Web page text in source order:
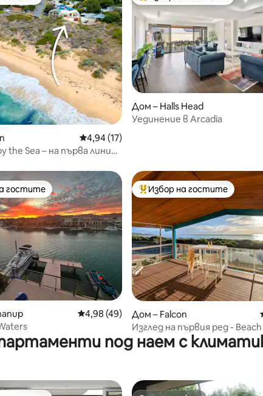
21 отзива
Средна оценка: 4,94 от 5, 17 отзива
4,94 (17)
the Sea – на първа линия,
Дом – Halls Head
Уединение в Arcadia
5, 36 отзива
избор на гостите
гостите
Средна оценка: 4,98 от 5, 49 отзива
4,98 (49)
Най-популярен избор на
Избор на гостите
Дом – Falcon
Изглед на първия ред -
Avalon
под наем с